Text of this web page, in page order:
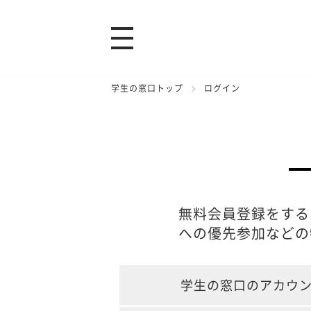
学生の窓口トップ ログイン
無料会員登録をす
への優先参加など
学生の窓口のアカウ